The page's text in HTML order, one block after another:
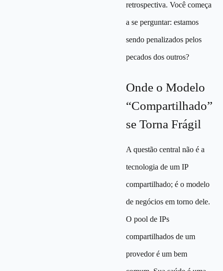
retrospectiva. Você começa
a se perguntar: estamos
sendo penalizados pelos
pecados dos outros?
Onde o Modelo
“Compartilhado”
se Torna Frágil
A questão central não é a
tecnologia de um IP
compartilhado; é o modelo
de negócios em torno dele.
O pool de IPs
compartilhados de um
provedor é um bem